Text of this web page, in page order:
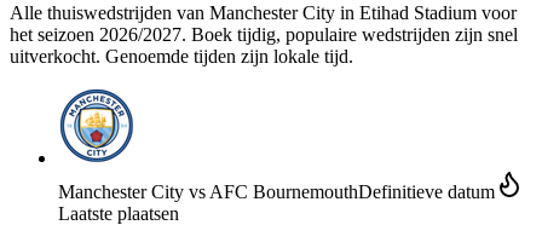
Alle thuiswedstrijden van Manchester City in Etihad Stadium voor
het seizoen 2026/2027. Boek tijdig, populaire wedstrijden zijn snel
uitverkocht. Genoemde tijden zijn lokale tijd.
Manchester City vs AFC BournemouthDefinitieve datum
Laatste plaatsen